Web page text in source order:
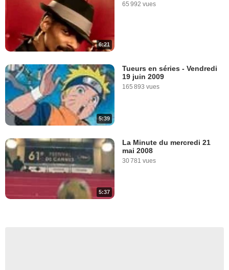
6:21
65 992 vues
5:39
Tueurs en séries - Vendredi
19 juin 2009
165 893 vues
5:37
La Minute du mercredi 21
mai 2008
30 781 vues